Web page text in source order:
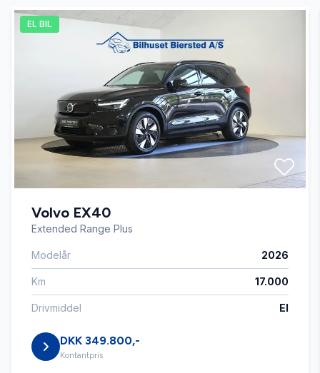
Automatgear
AUX tilslutning
Bluetooth
Dæktryksystem
El-klapbare sidespejle med varme
El-ruder x4
Fartpilot
EL BIL
Volvo EX40
Extended Range Plus
Modelår 2026
Km 17.000
Drivmiddel El
DKK 349.800,-
Kontantpris